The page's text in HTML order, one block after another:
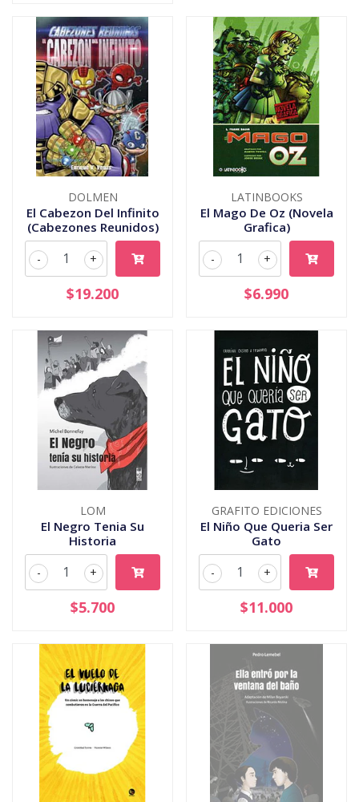
DOLMEN
El Cabezon Del Infinito
(Cabezones Reunidos)
+
-
$19.200
LATINBOOKS
El Mago De Oz (Novela
Grafica)
+
-
$6.990
LOM
El Negro Tenia Su
Historia
+
-
$5.700
GRAFITO EDICIONES
El Niño Que Queria Ser
Gato
+
-
$11.000